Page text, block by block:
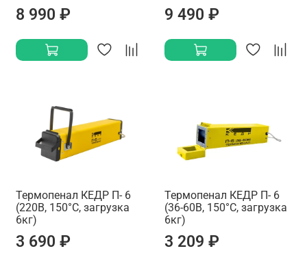
8 990 ₽ 9 490 ₽
Термопенал КЕДР П- 6
(220В, 150°C, загрузка
6кг)
3 690 ₽
Термопенал КЕДР П- 6
(36-60В, 150°C, загрузка
6кг)
3 209 ₽